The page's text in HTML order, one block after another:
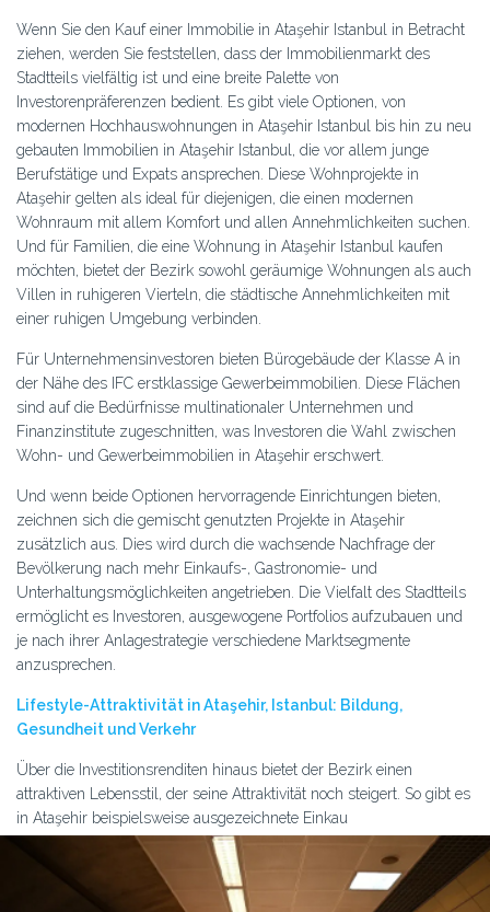
Wenn Sie den Kauf einer Immobilie in Ataşehir Istanbul in Betracht
ziehen, werden Sie feststellen, dass der Immobilienmarkt des
Stadtteils vielfältig ist und eine breite Palette von
Investorenpräferenzen bedient. Es gibt viele Optionen, von
modernen Hochhauswohnungen in Ataşehir Istanbul bis hin zu neu
gebauten Immobilien in Ataşehir Istanbul, die vor allem junge
Berufstätige und Expats ansprechen. Diese Wohnprojekte in
Ataşehir gelten als ideal für diejenigen, die einen modernen
Wohnraum mit allem Komfort und allen Annehmlichkeiten suchen.
Und für Familien, die eine Wohnung in Ataşehir Istanbul kaufen
möchten, bietet der Bezirk sowohl geräumige Wohnungen als auch
Villen in ruhigeren Vierteln, die städtische Annehmlichkeiten mit
einer ruhigen Umgebung verbinden.
Für Unternehmensinvestoren bieten Bürogebäude der Klasse A in
der Nähe des IFC erstklassige Gewerbeimmobilien. Diese Flächen
sind auf die Bedürfnisse multinationaler Unternehmen und
Finanzinstitute zugeschnitten, was Investoren die Wahl zwischen
Wohn- und Gewerbeimmobilien in Ataşehir erschwert.
Und wenn beide Optionen hervorragende Einrichtungen bieten,
zeichnen sich die gemischt genutzten Projekte in Ataşehir
zusätzlich aus. Dies wird durch die wachsende Nachfrage der
Bevölkerung nach mehr Einkaufs-, Gastronomie- und
Unterhaltungsmöglichkeiten angetrieben. Die Vielfalt des Stadtteils
ermöglicht es Investoren, ausgewogene Portfolios aufzubauen und
je nach ihrer Anlagestrategie verschiedene Marktsegmente
anzusprechen.
Lifestyle-Attraktivität in Ataşehir, Istanbul: Bildung,
Gesundheit und Verkehr
Über die Investitionsrenditen hinaus bietet der Bezirk einen
attraktiven Lebensstil, der seine Attraktivität noch steigert. So gibt es
in Ataşehir beispielsweise ausgezeichnete Einkau